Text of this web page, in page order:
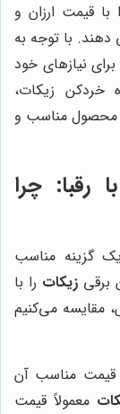
قیمت ارزان و
دهند. با توجه به
نیازهای خود
خردکن زیکات،
محصول مناسب و
رقبا: چرا
یک گزینه مناسب
برقی زیکات را با
مقایسه می‌کنیم
قیمت مناسب آن
معمولاً قیمت